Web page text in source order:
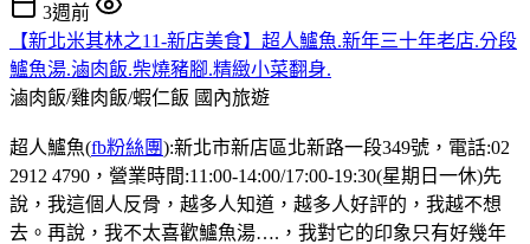
3週前
【新北米其林之11-新店美食】超人鱸魚.新年三十年老店.分段
鱸魚湯.滷肉飯.柴燒豬腳.精緻小菜翻身.
滷肉飯/雞肉飯/蝦仁飯 國內旅遊
超人鱸魚(fb粉絲團):新北市新店區北新路一段349號，電話:02
2912 4790，營業時間:11:00-14:00/17:00-19:30(星期日一休)先
說，我這個人反骨，越多人知道，越多人好評的，我越不想
去。再說，我不太喜歡鱸魚湯….，我對它的印象只有好幾年